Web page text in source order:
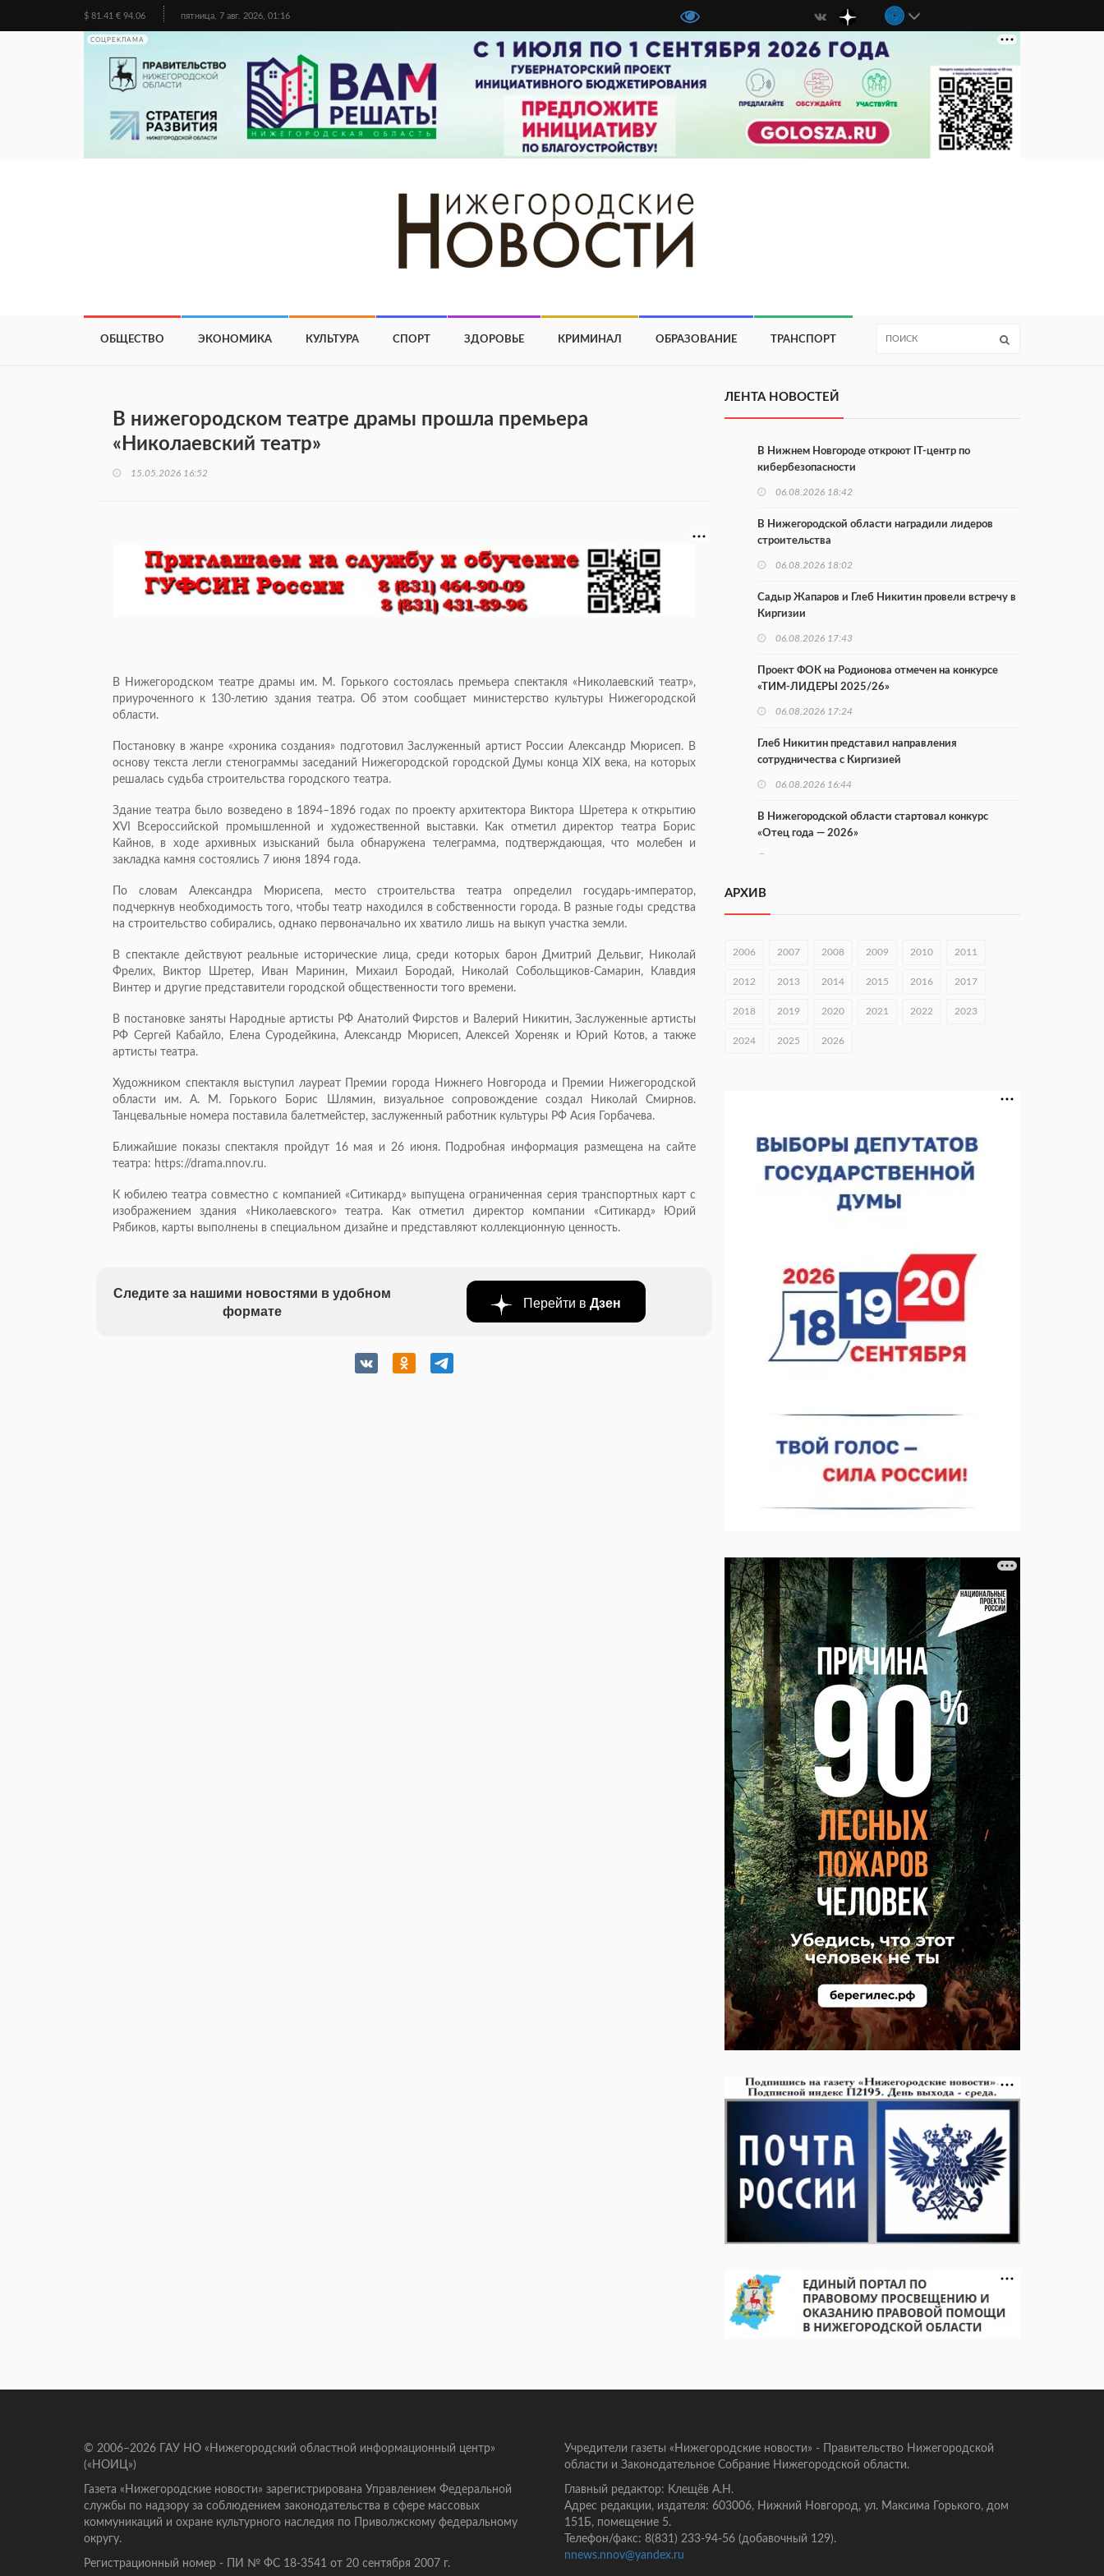
$ 81.41 € 94.06 пятница, 7 авг. 2026, 01:16
СОЦРЕКЛАМА
ОБЩЕСТВО ЭКОНОМИКА КУЛЬТУРА СПОРТ ЗДОРОВЬЕ КРИМИНАЛ ОБРАЗОВАНИЕ ТРАНСПОРТ
В нижегородском театре драмы прошла премьера
«Николаевский театр»
15.05.2026 16:52
В Нижегородском театре драмы им. М. Горького состоялась премьера спектакля «Николаевский театр»,
приуроченного к 130-летию здания театра. Об этом сообщает министерство культуры Нижегородской
области.
Постановку в жанре «хроника создания» подготовил Заслуженный артист России Александр Мюрисеп. В
основу текста легли стенограммы заседаний Нижегородской городской Думы конца XIX века, на которых
решалась судьба строительства городского театра.
Здание театра было возведено в 1894–1896 годах по проекту архитектора Виктора Шретера к открытию
XVI Всероссийской промышленной и художественной выставки. Как отметил директор театра Борис
Кайнов, в ходе архивных изысканий была обнаружена телеграмма, подтверждающая, что молебен и
закладка камня состоялись 7 июня 1894 года.
По словам Александра Мюрисепа, место строительства театра определил государь-император,
подчеркнув необходимость того, чтобы театр находился в собственности города. В разные годы средства
на строительство собирались, однако первоначально их хватило лишь на выкуп участка земли.
В спектакле действуют реальные исторические лица, среди которых барон Дмитрий Дельвиг, Николай
Фрелих, Виктор Шретер, Иван Маринин, Михаил Бородай, Николай Собольщиков-Самарин, Клавдия
Винтер и другие представители городской общественности того времени.
В постановке заняты Народные артисты РФ Анатолий Фирстов и Валерий Никитин, Заслуженные артисты
РФ Сергей Кабайло, Елена Суродейкина, Александр Мюрисеп, Алексей Хореняк и Юрий Котов, а также
артисты театра.
Художником спектакля выступил лауреат Премии города Нижнего Новгорода и Премии Нижегородской
области им. А. М. Горького Борис Шлямин, визуальное сопровождение создал Николай Смирнов.
Танцевальные номера поставила балетмейстер, заслуженный работник культуры РФ Асия Горбачева.
Ближайшие показы спектакля пройдут 16 мая и 26 июня. Подробная информация размещена на сайте
театра: https://drama.nnov.ru.
К юбилею театра совместно с компанией «Ситикард» выпущена ограниченная серия транспортных карт с
изображением здания «Николаевского» театра. Как отметил директор компании «Ситикард» Юрий
Рябиков, карты выполнены в специальном дизайне и представляют коллекционную ценность.
Следите за нашими новостями в удобном
формате
Перейти в Дзен
ЛЕНТА НОВОСТЕЙ
В Нижнем Новгороде откроют IT-центр по
кибербезопасности
06.08.2026 18:42
В Нижегородской области наградили лидеров
строительства
06.08.2026 18:02
Садыр Жапаров и Глеб Никитин провели встречу в
Киргизии
06.08.2026 17:43
Проект ФОК на Родионова отмечен на конкурсе
«ТИМ-ЛИДЕРЫ 2025/26»
06.08.2026 17:24
Глеб Никитин представил направления
сотрудничества с Киргизией
06.08.2026 16:44
В Нижегородской области стартовал конкурс
«Отец года — 2026»
Городец подписал соглашения с Кара-Кулем и
вырос в 1,9 раза
В Нижнем Новгороде открыли фестиваль «Семья
06.08.2026 15:26
Видели ночь, бежали всю ночь... На
Нижневолжской набережной прошел необычный
06.08.2026 15:05
Нижегородские хирурги выполнили трансоральную
операцию на щитовидной железе
06.08.2026 15:03
АРХИВ
2006 2007 2008 2009 2010 2011
2012 2013 2014 2015 2016 2017
2018 2019 2020 2021 2022 2023
2024 2025 2026
© 2006–2026 ГАУ НО «Нижегородский областной информационный центр»
(«НОИЦ»)
Газета «Нижегородские новости» зарегистрирована Управлением Федеральной
службы по надзору за соблюдением законодательства в сфере массовых
коммуникаций и охране культурного наследия по Приволжскому федеральному
округу.
Регистрационный номер - ПИ № ФС 18-3541 от 20 сентября 2007 г.
Учредители газеты «Нижегородские новости» - Правительство Нижегородской
области и Законодательное Собрание Нижегородской области.
Главный редактор: Клещёв А.Н.
Адрес редакции, издателя: 603006, Нижний Новгород, ул. Максима Горького, дом
151Б, помещение 5.
Телефон/факс: 8(831) 233-94-56 (добавочный 129).
nnews.nnov@yandex.ru